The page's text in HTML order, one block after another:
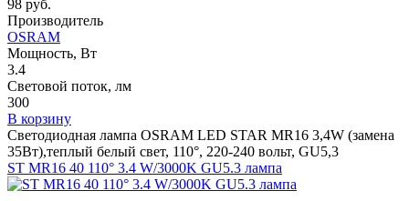
98 руб.
Производитель
OSRAM
Мощность, Вт
3.4
Световой поток, лм
300
В корзину
Светодиодная лампа OSRAM LED STAR MR16 3,4W (замена
35Вт),теплый белый свет, 110°, 220-240 вольт, GU5,3
ST MR16 40 110° 3.4 W/3000K GU5.3 лампа